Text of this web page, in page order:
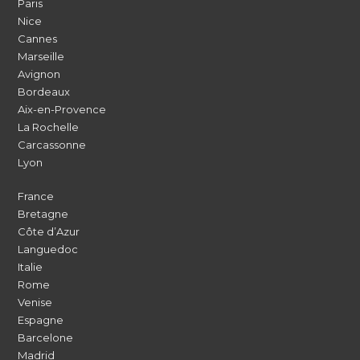
Paris
Nice
Cannes
Marseille
Avignon
Bordeaux
Aix-en-Provence
La Rochelle
Carcassonne
Lyon
France
Bretagne
Côte d’Azur
Languedoc
Italie
Rome
Venise
Espagne
Barcelone
Madrid